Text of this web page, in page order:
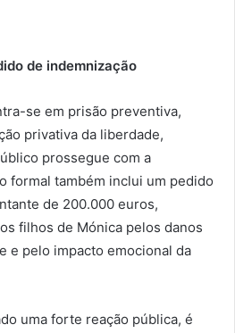
de indemnização
se em prisão preventiva,
privativa da liberdade,
prossegue com a
formal também inclui um pedido
de 200.000 euros,
filhos de Mónica pelos danos
e pelo impacto emocional da
uma forte reação pública, é